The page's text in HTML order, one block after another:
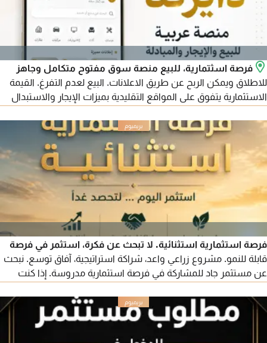
فرصة اسثتمارية، للبيع منصة سوق مفتوح متكامل وجاهز
للاطلاق ويمكن الربح عن طريق الاعلانات. البيع لعدم التفرغ. القيمة
الاستثمارية يتفوق على المواقع التقليدية بميزات الإيجار والاستبدال
الذهبية في الامارات كرائد أعمال. السعر مفاجئة وشامل الكود
والدومين ونقل الملكية بالكامل. تم بناؤه في فترة سنة ونصف
المعاينة في أبوظبي
فرصة استثمارية استثنائية. لا تبحث عن فكرة، استثمر في فرصة
قابلة للنمو. مشروع زراعي واعد، شراكة استراتيجية، آفاق توسع. نبحث
عن مستثمر جاد للمشاركة في فرصة استثمارية مدروسة. إذا كنت
الجادين.